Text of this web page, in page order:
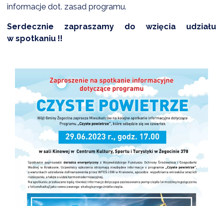
CZYSTE POWIETRZE
EWIDENCJA EMISYJNOŚCI BUDYNKÓW (CEEB)
informacje dot. zasad programu.
Serdecznie zapraszamy do wzięcia udziału
w spotkaniu !!